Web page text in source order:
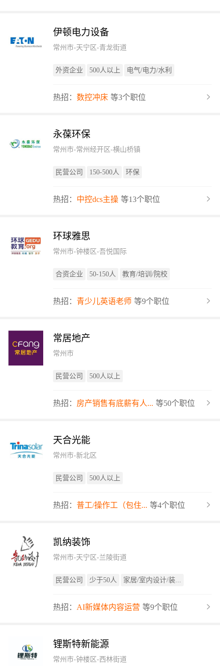
伊顿电力设备
常州市-天宁区-青龙街道
外资企业 500人以上 电气/电力/水利
热招： 数控冲床 等3个职位
永葆环保
常州市-常州经开区-横山桥镇
民营公司 150-500人 环保
热招： 中控dcs主操 等13个职位
环球雅思
常州市-钟楼区-吾悦国际
合资企业 50-150人 教育/培训/院校
热招： 青少儿英语老师 等9个职位
常居地产
常州市
民营公司 500人以上
热招： 房产销售有底薪有人... 等50个职位
天合光能
常州市-新北区
民营公司 500人以上
热招： 普工/操作工（包住... 等4个职位
凯纳装饰
常州市-天宁区-兰陵街道
民营公司 少于50人 家居/室内设计/装...
热招： AI新媒体内容运营 等9个职位
锂斯特新能源
常州市-钟楼区-西林街道